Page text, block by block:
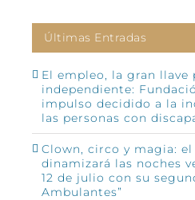
Últimas Entradas
El empleo, la gran llave
independiente:
impulso decidido a la
las personas con
Clown, circo y magia:
dinamizará las noches
12 de julio con su
Ambulantes”